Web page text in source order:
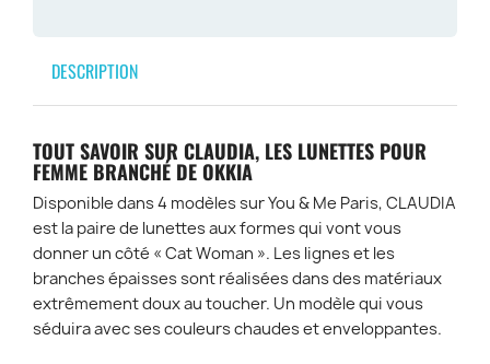
DESCRIPTION
TOUT SAVOIR SUR CLAUDIA, LES LUNETTES POUR
FEMME BRANCHÉ DE OKKIA
Disponible dans 4 modèles sur You & Me Paris, CLAUDIA
est la paire de lunettes aux formes qui vont vous
donner un côté « Cat Woman ». Les lignes et les
branches épaisses sont réalisées dans des matériaux
extrêmement doux au toucher. Un modèle qui vous
séduira avec ses couleurs chaudes et enveloppantes.